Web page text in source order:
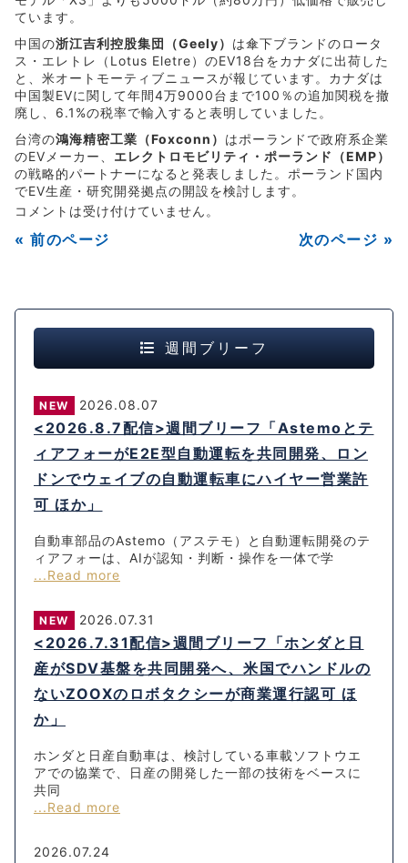
ています。
中国の浙江吉利控股集団（Geely） は傘下ブランドのロータ
ス・エレトレ（Lotus Eletre）のEV18台をカナダに出荷した
と、米オートモーティブニュースが報じています。カナダは
中国製EVに関して年間4万9000台まで100％の追加関税を撤
廃し、6.1%の税率で輸入すると表明していました。
台湾の鴻海精密工業（Foxconn） はポーランドで政府系企業
のEVメーカー、 エレクトロモビリティ・ポーランド（EMP）
の戦略的パートナーになると発表しました。ポーランド国内
でEV生産・研究開発拠点の開設を検討します。
コメントは受け付けていません。
« 前のページ 次のページ »
週間ブリーフ
NEW 2026.08.07
<2026.8.7配信>週間ブリーフ「Astemoとテ
ィアフォーがE2E型自動運転を共同開発、ロン
ドンでウェイブの自動運転車にハイヤー営業許
可 ほか」
自動車部品のAstemo（アステモ）と自動運転開発のテ
ィアフォーは、AIが認知・判断・操作を一体で学
...Read more
NEW 2026.07.31
<2026.7.31配信>週間ブリーフ「ホンダと日
産がSDV基盤を共同開発へ、米国でハンドルの
ないZOOXのロボタクシーが商業運行認可 ほ
か」
ホンダと日産自動車は、検討している車載ソフトウエ
アでの協業で、日産の開発した一部の技術をベースに
共同
...Read more
2026.07.24